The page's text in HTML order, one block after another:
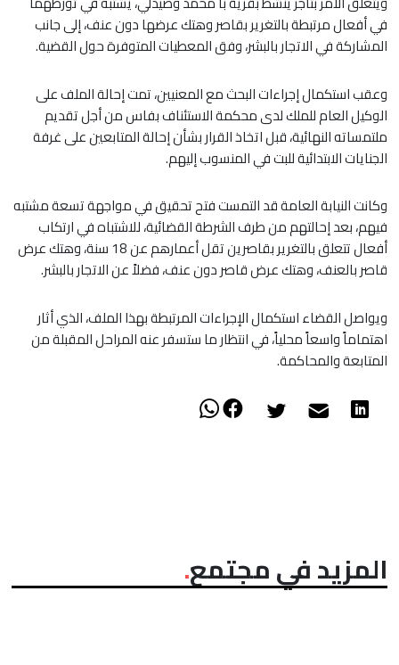
في أفعال مرتبطة بالتغرير بقاصر وهتك عرضها دون عنف، إلى جانب
المشاركة في الاتجار بالبشر، وفق المعطيات المتوفرة حول القضية.
وعقب استكمال إجراءات البحث مع المعنيين، تمت إحالة الملف على
الوكيل العام للملك لدى محكمة الاستئناف بفاس من أجل تقديم
ملتمساته النهائية، قبل اتخاذ القرار بشأن إحالة المتابعين على غرفة
الجنايات الابتدائية للبت في المنسوب إليهم.
وكانت النيابة العامة قد التمست فتح تحقيق في مواجهة تسعة مشتبه
فيهم، بعد إحالتهم من طرف الشرطة القضائية، للاشتباه في ارتكاب
أفعال تتعلق بالتغرير بقاصرين تقل أعمارهم عن 18 سنة، وهتك عرض
قاصر بالعنف، وهتك عرض قاصر دون عنف، فضلاً عن الاتجار بالبشر.
ويواصل القضاء استكمال الإجراءات المرتبطة بهذا الملف، الذي أثار
اهتماماً واسعاً محلياً، في انتظار ما ستسفر عنه المراحل المقبلة من
المتابعة والمحاكمة.
المزيد في مجتمع